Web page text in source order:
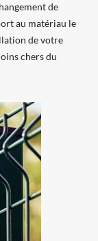
de
au matériau le
de votre
chers du